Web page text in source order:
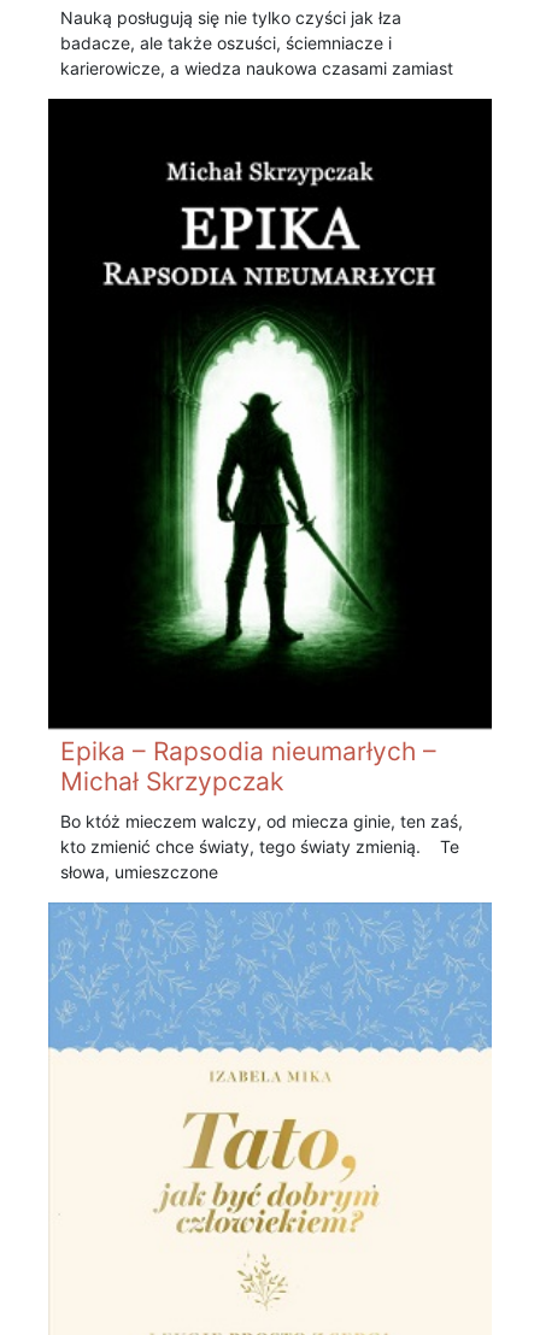
Nauką posługują się nie tylko czyści jak łza
badacze, ale także oszuści, ściemniacze i
karierowicze, a wiedza naukowa czasami zamiast
Epika – Rapsodia nieumarłych –
Michał Skrzypczak
Bo któż mieczem walczy, od miecza ginie, ten zaś,
kto zmienić chce światy, tego światy zmienią. Te
słowa, umieszczone